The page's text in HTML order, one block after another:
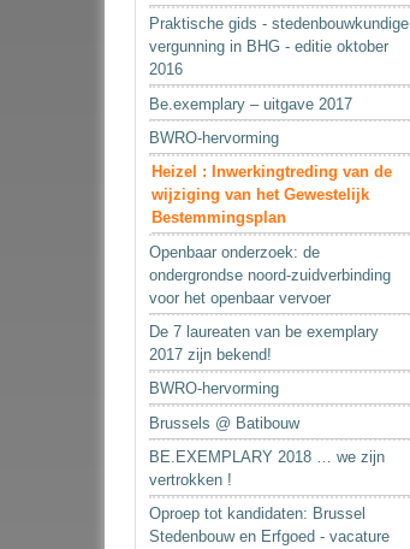
Praktische gids - stedenbouwkundige
vergunning in BHG - editie oktober
2016
Be.exemplary – uitgave 2017
BWRO-hervorming
Heizel : Inwerkingtreding van de
wijziging van het Gewestelijk
Bestemmingsplan
Openbaar onderzoek: de
ondergrondse noord-zuidverbinding
voor het openbaar vervoer
De 7 laureaten van be exemplary
2017 zijn bekend!
BWRO-hervorming
Brussels @ Batibouw
BE.EXEMPLARY 2018 … we zijn
vertrokken !
Oproep tot kandidaten: Brussel
Stedenbouw en Erfgoed - vacature